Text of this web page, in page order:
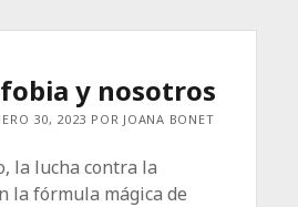
y nosotros
30, 2023 POR JOANA BONET
la lucha contra la
la fórmula mágica de